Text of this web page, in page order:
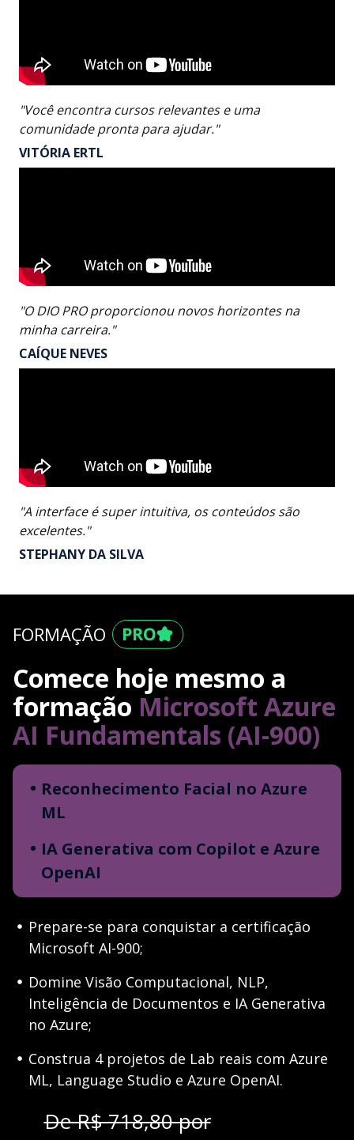
"Você encontra cursos relevantes e uma
comunidade pronta para ajudar."
VITÓRIA ERTL
"O DIO PRO proporcionou novos horizontes na
minha carreira."
CAÍQUE NEVES
"A interface é super intuitiva, os conteúdos são
excelentes."
STEPHANY DA SILVA
FORMAÇÃO
Comece hoje mesmo a
formação Microsoft Azure
AI Fundamentals (AI-900)
Reconhecimento Facial no Azure
ML
IA Generativa com Copilot e Azure
OpenAI
Prepare-se para conquistar a certificação
Microsoft AI-900;
Domine Visão Computacional, NLP,
Inteligência de Documentos e IA Generativa
no Azure;
Construa 4 projetos de Lab reais com Azure
ML, Language Studio e Azure OpenAI.
De R$ 718,80 por